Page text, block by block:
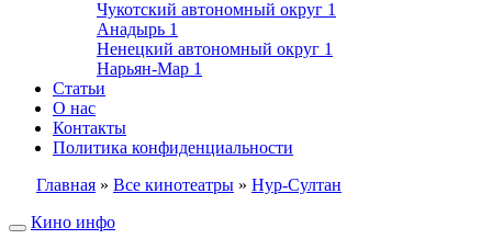
Чукотский автономный округ 1
Анадырь 1
Ненецкий автономный округ 1
Нарьян-Мар 1
Статьи
О нас
Контакты
Политика конфиденциальности
Главная » Все кинотеатры » Нур-Султан
Кино инфо